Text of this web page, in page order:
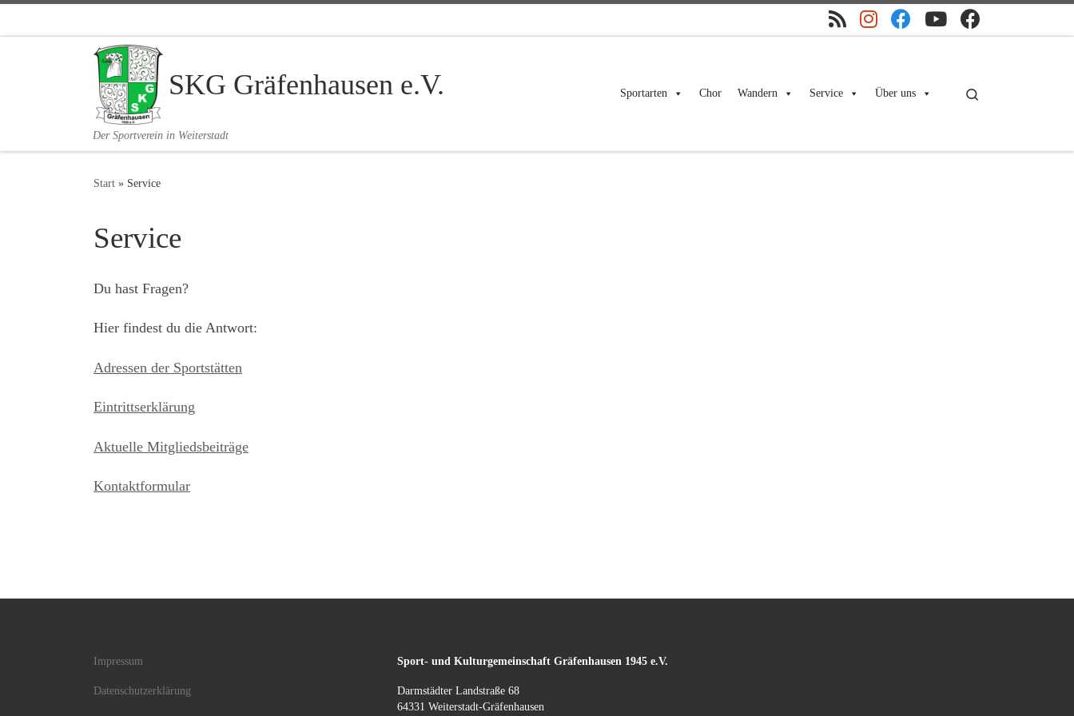
SKG Gräfenhausen e.V.
Der Sportverein in Weiterstadt
Sportarten Chor Wandern Service Über uns
Start » Service
Service
Du hast Fragen?
Hier findest du die Antwort:
Adressen der Sportstätten
Eintrittserklärung
Aktuelle Mitgliedsbeiträge
Kontaktformular
Impressum
Datenschutzerklärung
Sport- und Kulturgemeinschaft Gräfenhausen 1945 e.V.
Darmstädter Landstraße 68
64331 Weiterstadt-Gräfenhausen